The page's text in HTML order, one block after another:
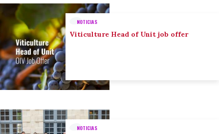
NOTICIAS
Viticulture Head of Unit job offer
NOTICIAS